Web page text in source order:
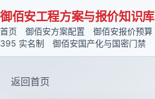
御佰安工程方案与报价知识库
首页 御佰安方案配置 御佰安报价预算
395 实名制
御佰安国产化与国密门禁
返回首页